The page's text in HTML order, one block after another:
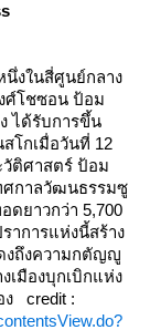
นึ่งในสี่ศูนย์กลาง
ศ์โชซอน ป้อม
ได้รับการขึ้น
โกเมื่อวันที่ 12
วัติศาสตร์ ป้อม
ศกาลวัฒนธรรมซู
ดยาวกว่า 5,700
าการแห่งนี้สร้าง
งถึงความกตัญญู
เมืองบุกเบิกแห่ง
ง
credit :